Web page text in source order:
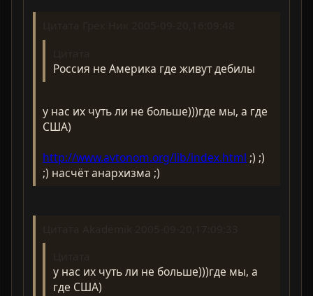
Россия не Америка где живут дебилы
у нас их чуть ли не больше)))где мы, а где
США)
http://www.avtonom.org/lib/index.html ;) ;)
;) насчёт анархизма ;)
у нас их чуть ли не больше)))где мы, а
где США)